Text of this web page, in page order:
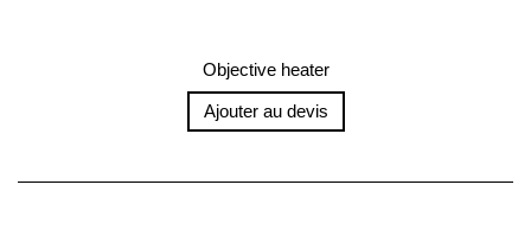
Objective heater
Ajouter au devis